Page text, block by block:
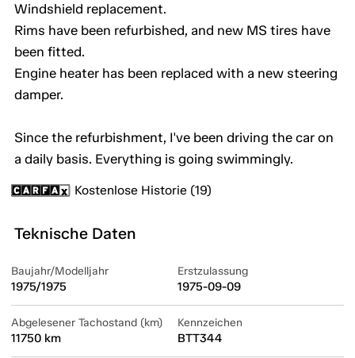
Windshield replacement.
Rims have been refurbished, and new MS tires have
been fitted.
Engine heater has been replaced with a new steering
damper.
Since the refurbishment, I've been driving the car on
a daily basis. Everything is going swimmingly.
Kostenlose Historie (19)
Teknische Daten
Baujahr/Modelljahr
1975/1975
Erstzulassung
1975-09-09
Abgelesener Tachostand (km)
11750 km
Kennzeichen
BTT344